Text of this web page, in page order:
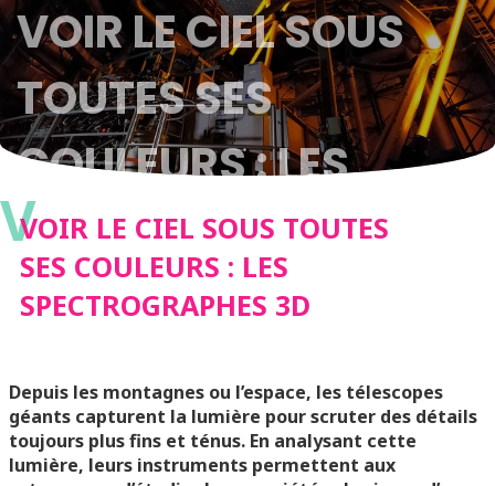
VOIR LE CIEL SOUS
TOUTES SES
COULEURS : LES
SPECTROGRAPHES
3D
VVOIR LE CIEL SOUS TOUTES
SES COULEURS : LES
SPECTROGRAPHES 3D
Depuis les montagnes ou l’espace, les télescopes
géants capturent la lumière pour scruter des détails
toujours plus fins et ténus. En analysant cette
lumière, leurs instruments permettent aux